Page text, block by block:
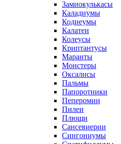
Замиокулькасы
Каладиумы
Кодиеумы
Калатеи
Колеусы
Криптантусы
Маранты
Монстеры
Оксалисы
Пальмы
Папоротники
Пеперомии
Пилеи
Плющи
Сансевиерии
Сингониумы